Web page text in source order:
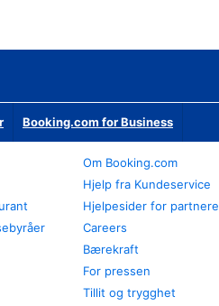
Booking.com for Business
Om Booking.com
Hjelp fra Kundeservice
Hjelpesider for partnere
Careers
Bærekraft
For pressen
Tillit og trygghet